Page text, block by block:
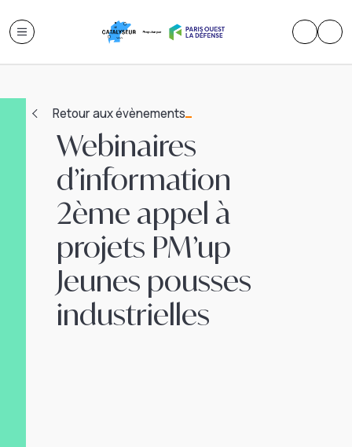
Retour aux évènements
Webinaires
d’information
2ème appel à
projets PM’up
Jeunes pousses
industrielles